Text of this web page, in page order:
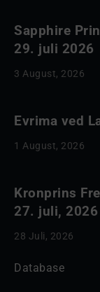
Sapphire
29. juli 2026
3 August, 2026
Evrima ved
1 August, 2026
Kronprins
27. juli, 2026
28 Juli, 2026
Database